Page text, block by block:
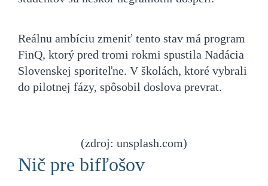
Reálnu ambíciu zmeniť tento stav má program
FinQ, ktorý pred tromi rokmi spustila Nadácia
Slovenskej sporiteľne. V školách, ktoré vybrali
do pilotnej fázy, spôsobil doslova prevrat.
(zdroj: unsplash.com)
Nič pre bifľošov